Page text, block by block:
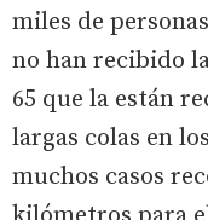
miles de
no han recibido
65 que la están
largas colas en
muchos casos